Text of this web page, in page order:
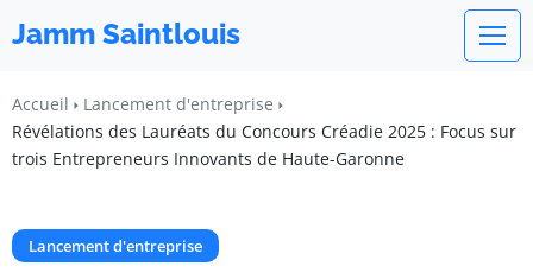
Jamm Saintlouis
Accueil
Lancement d'entreprise
Révélations des Lauréats du Concours Créadie 2025 : Focus sur
trois Entrepreneurs Innovants de Haute-Garonne
Lancement d'entreprise